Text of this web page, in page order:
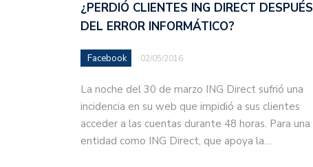
¿PERDIÓ CLIENTES ING DIRECT DESPUÉS
DEL ERROR INFORMÁTICO?
Facebook 02/05/2016
La noche del 30 de marzo ING Direct sufrió una
incidencia en su web que impidió a sus clientes
acceder a las cuentas durante 48 horas. Para una
entidad como ING Direct, que apoya la…